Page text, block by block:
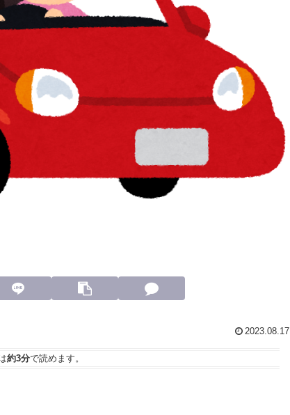
2023.08.17
約3分で読めます。